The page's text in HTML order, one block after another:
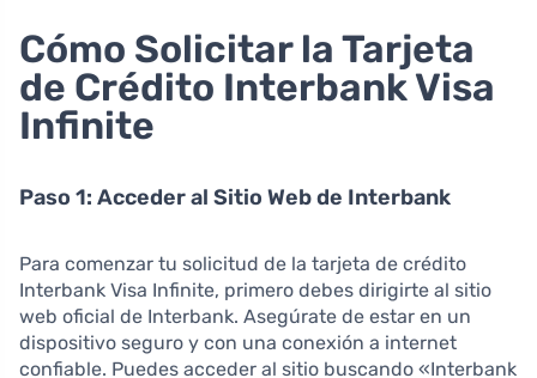
Cómo Solicitar la Tarjeta
de Crédito Interbank Visa
Infinite
Paso 1: Acceder al Sitio Web de Interbank
Para comenzar tu solicitud de la tarjeta de crédito
Interbank Visa Infinite, primero debes dirigirte al sitio
web oficial de Interbank. Asegúrate de estar en un
dispositivo seguro y con una conexión a internet
confiable. Puedes acceder al sitio buscando «Interbank